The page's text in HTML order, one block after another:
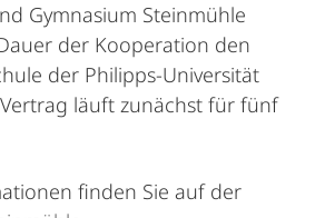
Gymnasium Steinmühle
der Kooperation den
der Philipps-Universität
läuft zunächst für fünf
finden Sie auf der